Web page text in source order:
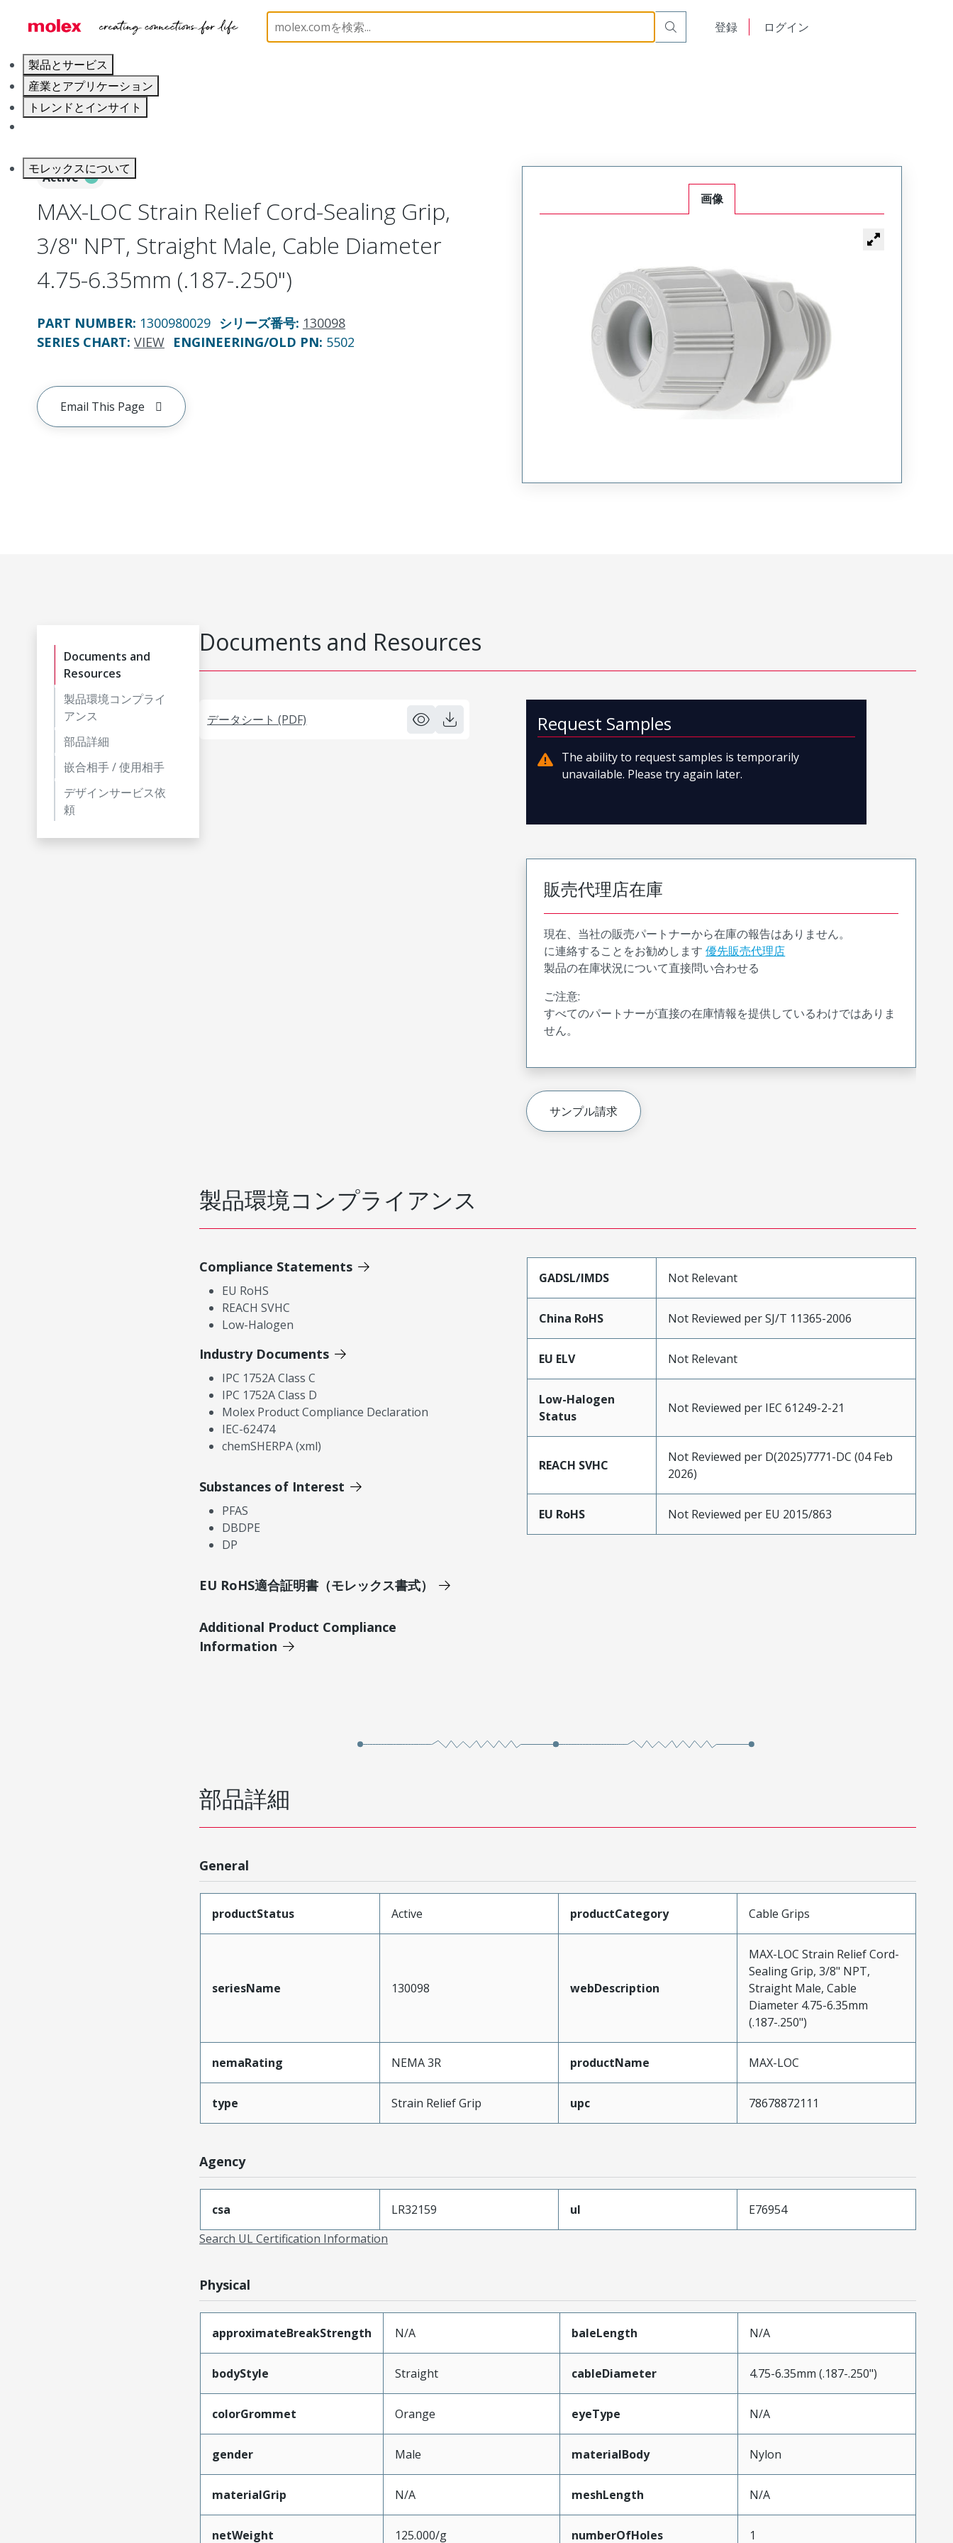
登録 ログイン
製品とサービス
産業とアプリケーション
トレンドとインサイト
モレックスについて
130098 1300980029
Active
MAX-LOC Strain Relief Cord-Sealing Grip,
3/8" NPT, Straight Male, Cable Diameter
4.75-6.35mm (.187-.250")
PART NUMBER: 1300980029 シリーズ番号: 130098
SERIES CHART: VIEW ENGINEERING/OLD PN: 5502
Email This Page
画像
Documents and
Resources
製品環境コンプライ
アンス
部品詳細
嵌合相手 / 使用相手
デザインサービス依
頼
Documents and Resources
データシート (PDF) Request Samples
The ability to request samples is temporarily
unavailable. Please try again later.
販売代理店在庫
現在、当社の販売パートナーから在庫の報告はありません。
に連絡することをお勧めします 優先販売代理店
製品の在庫状況について直接問い合わせる
ご注意:
すべてのパートナーが直接の在庫情報を提供しているわけではありま
せん。
サンプル請求
製品環境コンプライアンス
Compliance Statements
EU RoHS
REACH SVHC
Low-Halogen
Industry Documents
IPC 1752A Class C
IPC 1752A Class D
Molex Product Compliance Declaration
IEC-62474
chemSHERPA (xml)
Substances of Interest
PFAS
DBDPE
DP
EU RoHS適合証明書（モレックス書式）
Additional Product Compliance
Information
GADSL/IMDS Not Relevant
China RoHS Not Reviewed per SJ/T 11365-2006
EU ELV Not Relevant
Low-Halogen
Status
Not Reviewed per IEC 61249-2-21
REACH SVHC
Not Reviewed per D(2025)7771-DC (04 Feb
2026)
EU RoHS Not Reviewed per EU 2015/863
部品詳細
General
productStatus Active productCategory Cable Grips
seriesName 130098 webDescription
MAX-LOC Strain Relief Cord-
Sealing Grip, 3/8" NPT,
Straight Male, Cable
Diameter 4.75-6.35mm
(.187-.250")
nemaRating NEMA 3R productName MAX-LOC
type Strain Relief Grip upc 78678872111
Agency
csa LR32159 ul
E76954
Search UL Certification Information
Physical
approximateBreakStrength N/A baleLength N/A
bodyStyle Straight cableDiameter 4.75-6.35mm (.187-.250")
colorGrommet Orange eyeType N/A
gender Male materialBody Nylon
materialGrip N/A meshLength N/A
netWeight 125.000/g numberOfHoles 1